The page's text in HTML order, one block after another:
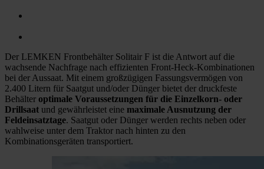
Der LEMKEN Frontbehälter Solitair F ist die Antwort auf die
wachsende Nachfrage nach effizienten Front-Heck-Kombinationen
bei der Aussaat. Mit einem großzügigen Fassungsvermögen von
2.400 Litern für Saatgut und/oder Dünger bietet der druckfeste
Behälter optimale Voraussetzungen für die Einzelkorn- oder
Drillsaat und gewährleistet eine maximale Ausnutzung der
Feldeinsatztage. Saatgut oder Dünger werden rechts neben oder
wahlweise unter dem Traktor nach hinten zu den
Kombinationsgeräten transportiert.